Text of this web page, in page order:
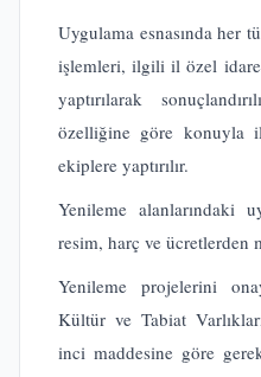
Uygulama esnasında her
işlemleri, ilgili il özel
yaptırılarak
özelliğine göre konuyla
ekiplere yaptırılır.
Yenileme alanlarındaki
resim, harç ve ücretlerden
Yenileme projelerini
Kültür ve Tabiat
inci maddesine göre